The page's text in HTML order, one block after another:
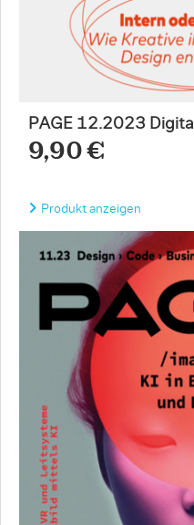
PAGE 12.2023 Digital
9,90 €
Produkt anzeigen